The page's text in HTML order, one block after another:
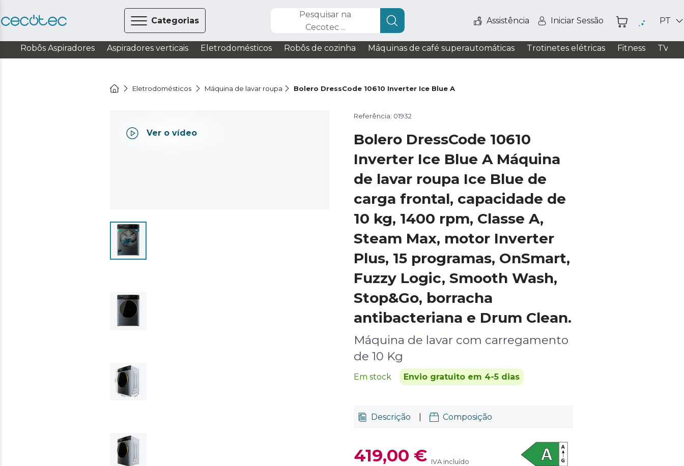
Categorias
Pesquisar na
Cecotec ...
Assistência Iniciar Sessão PT
Robôs Aspiradores Aspiradores verticais Eletrodomésticos Robôs de cozinha Máquinas de café superautomáticas Trotinetes elétricas Fitness TV /
Eletrodomésticos Máquina de lavar roupa Bolero DressCode 10610 Inverter Ice Blue A
Ver o vídeo
Referência: 01932
Bolero DressCode 10610
Inverter Ice Blue A Máquina
de lavar roupa Ice Blue de
carga frontal, capacidade de
10 kg, 1400 rpm, Classe A,
Steam Max, motor Inverter
Plus, 15 programas, OnSmart,
Fuzzy Logic, Smooth Wash,
Stop&Go, borracha
antibacteriana e Drum Clean.
Máquina de lavar com carregamento
de 10 Kg
Em stock Envio gratuito em 4-5 dias
Descrição Composição
419,00 € IVA incluído